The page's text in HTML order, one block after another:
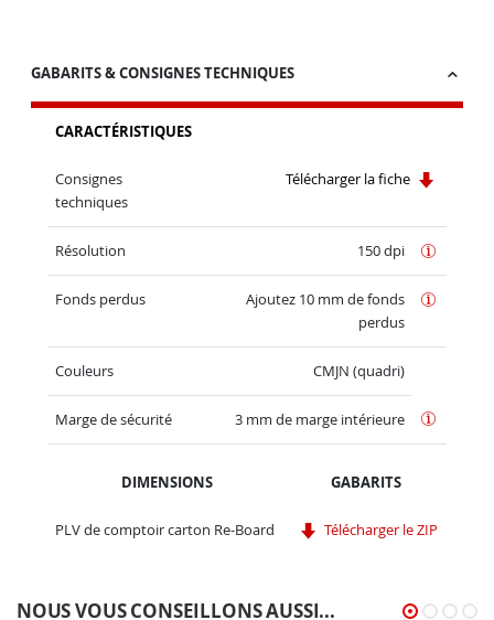
GABARITS & CONSIGNES TECHNIQUES
CARACTÉRISTIQUES
Consignes
techniques
Télécharger la fiche
Résolution 150 dpi
Fonds perdus
Ajoutez 10 mm de fonds
perdus
Couleurs CMJN (quadri)
Marge de sécurité 3 mm de marge intérieure
DIMENSIONS GABARITS
PLV de comptoir carton Re-Board Télécharger le ZIP
NOUS VOUS CONSEILLONS AUSSI...